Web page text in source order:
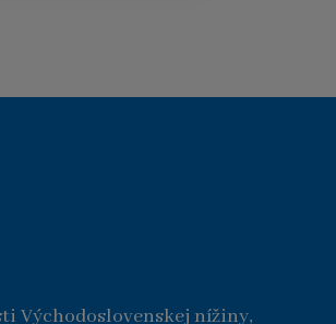
Východoslovenskej nížiny,